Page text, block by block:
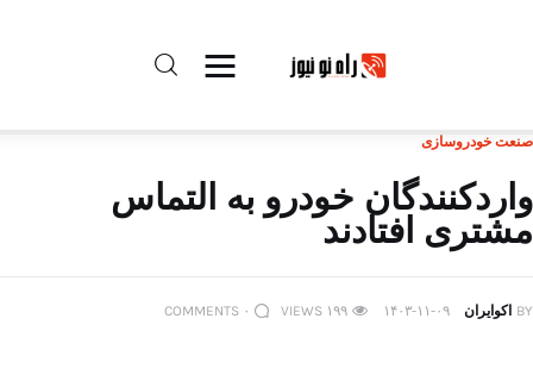
راه نو نیوز
درباره راه‌ نو نیوز
صنعت خودروسازی
واردکنندگان خودرو به التماس
مشتری افتادند
BY اکوایران ۱۴۰۳-۱۱-۰۹ ۱۹۹ VIEWS ۰ COMMENTS